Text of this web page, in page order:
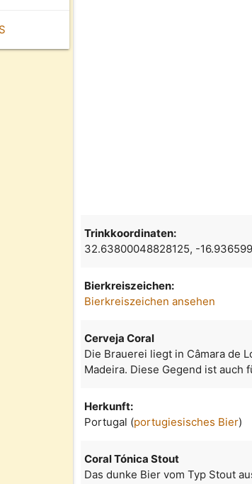
Trinkkoordinaten:
32.63800048828125, -
Bierkreiszeichen:
Bierkreiszeichen ansehen
Cerveja Coral
Die Brauerei liegt in Câmara de
Madeira. Diese Gegend ist auch
Herkunft:
Portugal (portugiesisches Bier)
Coral Tónica Stout
Das dunke Bier vom Typ Stout